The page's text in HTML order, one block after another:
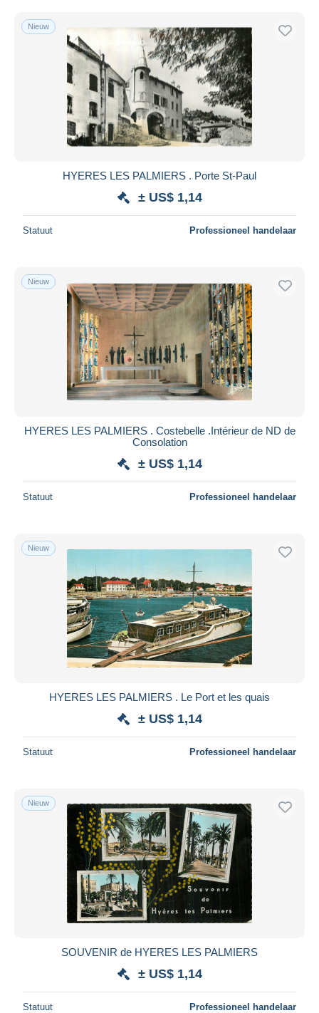
Nieuw
HYERES LES PALMIERS . Porte St-Paul
± US$ 1,14
Statuut Professioneel handelaar
Nieuw
HYERES LES PALMIERS . Costebelle .Intérieur de ND de
Consolation
± US$ 1,14
Statuut Professioneel handelaar
Nieuw
HYERES LES PALMIERS . Le Port et les quais
± US$ 1,14
Statuut Professioneel handelaar
Nieuw
SOUVENIR de HYERES LES PALMIERS
± US$ 1,14
Statuut Professioneel handelaar